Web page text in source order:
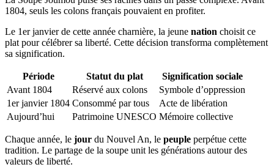
1804, seuls les colons français pouvaient en profiter.
Le 1er janvier de cette année charnière, la jeune nation choisit ce
plat pour célébrer sa liberté. Cette décision transforma complètement
sa signification.
Période Statut du plat
Signification sociale
Avant 1804
Réservé aux colons
Symbole d’oppression
1er janvier 1804 Consommé par tous
Acte de libération
Aujourd’hui
Patrimoine UNESCO Mémoire collective
Chaque année, le jour du Nouvel An, le peuple perpétue cette
tradition. Le partage de la soupe unit les générations autour des
valeurs de liberté.